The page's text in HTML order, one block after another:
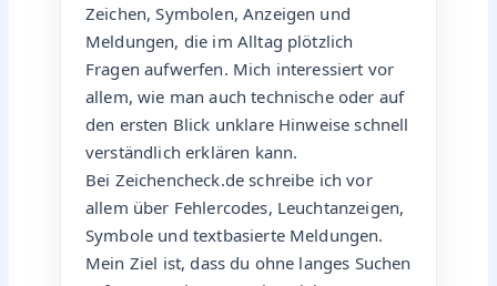
Zeichen, Symbolen, Anzeigen und
Meldungen, die im Alltag plötzlich
Fragen aufwerfen. Mich interessiert vor
allem, wie man auch technische oder auf
den ersten Blick unklare Hinweise schnell
verständlich erklären kann.
Bei Zeichencheck.de schreibe ich vor
allem über Fehlercodes, Leuchtanzeigen,
Symbole und textbasierte Meldungen.
Mein Ziel ist, dass du ohne langes Suchen